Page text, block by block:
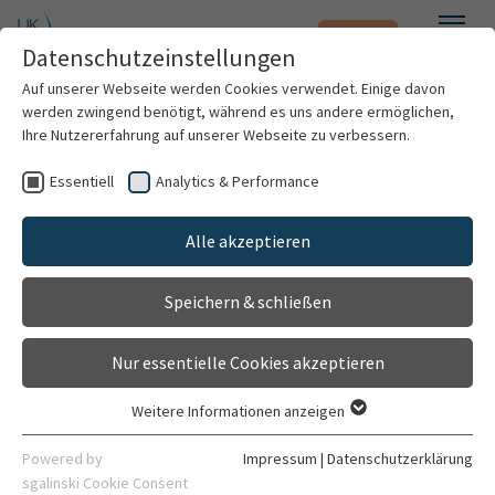
Zum Hauptinhalt springen Notfall
Patienten & Besucher
Kliniken & Institute
Forschung
Karriere
Neue Mitarbeiter (Windows, Email, ISH, Internet)
BISI (Materialanforderung)
Accountlöschung (BISI, Ish, Windows mit Emai/INet)
Datenschutzeinstellungen
Auf unserer Webseite werden Cookies verwendet. Einige davon
werden zwingend benötigt, während es uns andere ermöglichen,
Ihre Nutzererfahrung auf unserer Webseite zu verbessern.
Essentiell Analytics & Performance
Alle akzeptieren
Speichern & schließen
Nur essentielle Cookies akzeptieren
Essentielle Cookies werden für grundlegende Funktionen der
Webseite benötigt. Dadurch ist gewährleistet, dass die
Weitere Informationen anzeigen
Powered by
sgalinski Cookie Consent
Impressum | Datenschutzerklärung